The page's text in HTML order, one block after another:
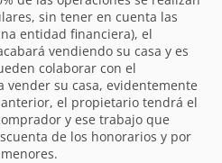
sin tener en cuenta las
entidad financiera), el
vendiendo su casa y es
colaborar con el
su casa, evidentemente
el propietario tendrá el
y ese trabajo que
de los honorarios y por